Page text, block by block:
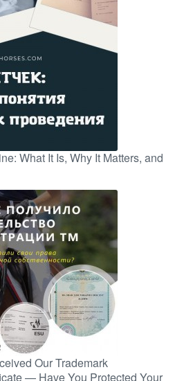
What It Is, Why It Matters, and
Our Trademark
— Have You Protected Your